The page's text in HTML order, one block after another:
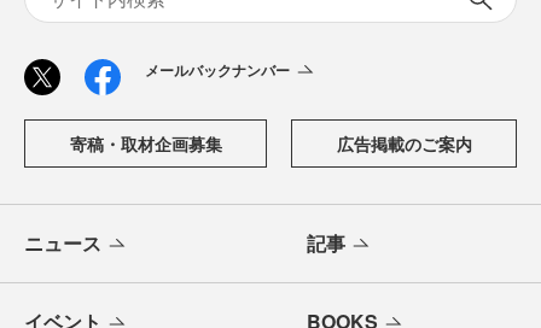
からAI活用、キャリアまで、ソフトウェア開発にかかわる
すべての人の学びと成長を支える最新情報と実践知をお届